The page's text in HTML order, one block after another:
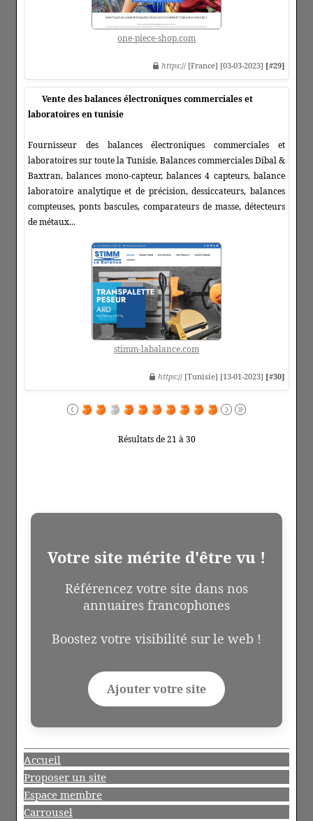
one-piece-shop.com
https:// [France] [03-03-2023] [#29]
Vente des balances électroniques commerciales et
laboratoires en tunisie
Fournisseur des balances électroniques commerciales et
laboratoires sur toute la Tunisie. Balances commerciales Dibal &
Baxtran, balances mono-capteur, balances 4 capteurs, balance
laboratoire analytique et de précision, dessiccateurs, balances
compteuses, ponts bascules, comparateurs de masse, détecteurs
de métaux...
stimm-labalance.com
https:// [Tunisie] [13-01-2023] [#30]
Résultats de 21 à 30
Votre site mérite d'être vu !
Référencez votre site dans nos
annuaires francophones
Boostez votre visibilité sur le web !
Ajouter votre site
Accueil
Proposer un site
Espace membre
Carrousel